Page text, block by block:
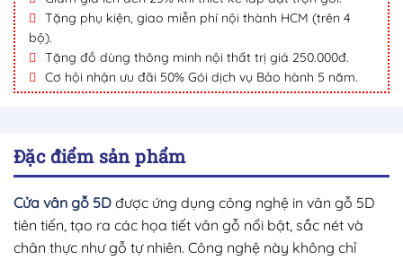
Tặng phụ kiện, giao miễn phí nội thành HCM (trên 4
bộ).
Tặng đồ dùng thông minh nội thất trị giá 250.000đ.
Cơ hội nhận ưu đãi 50% Gói dịch vụ Bảo hành 5 năm.
Đặc điểm sản phẩm
Cửa vân gỗ 5D được ứng dụng công nghệ in vân gỗ 5D
tiên tiến, tạo ra các họa tiết vân gỗ nổi bật, sắc nét và
chân thực như gỗ tự nhiên. Công nghệ này không chỉ